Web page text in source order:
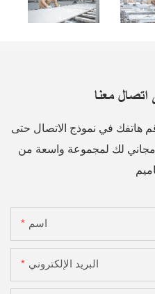
معنا
هاتفك في نموذج الاتصال حتى
لك لمجموعة واسعة من
اسم
البريد الإلكتروني